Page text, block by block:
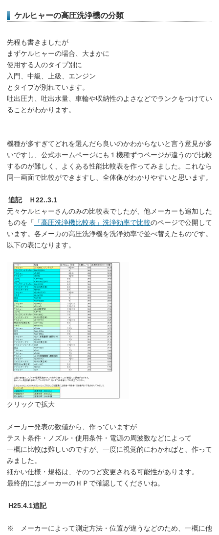
ケルヒャーの高圧洗浄機の分類
先程も書きましたが
まずケルヒャーの場合、大まかに
使用する人のタイプ別に
入門、中級、上級、エンジン
とタイプが別れています。
吐出圧力、吐出水量、車輪や収納性のよさなどでランクをつけてい
ることがわかります。
機種が多すぎてどれを選んだら良いのかわからないと言う意見が多
いですし、公式ホームページにも１機種ずつページが違うので比較
するのが難しく、よくある性能比較表を作ってみました。これなら
同一画面で比較ができますし、全体像がわかりやすいと思います。
追記 Ｈ22..3.1
元々ケルヒャーさんのみの比較表でしたが、他メーカーも追加した
ものを「
「高圧洗浄機比較表」洗浄効率で比較のページで公開して
います。各メーカの高圧洗浄機を洗浄効率で並べ替えたものです。
以下の表になります。
クリックで拡大
メーカー発表の数値から、作っていますが
テスト条件・ノズル・使用条件・電源の周波数などによって
一概に比較は難しいのですが、一度に視覚的にわかればと、作って
みました。
細かい仕様・規格は、そのつど変更される可能性があります。
最終的にはメーカーのＨＰで確認してくださいね。
H25.4.1追記
※ メーカーによって測定方法・位置が違うなどのため、一概に他